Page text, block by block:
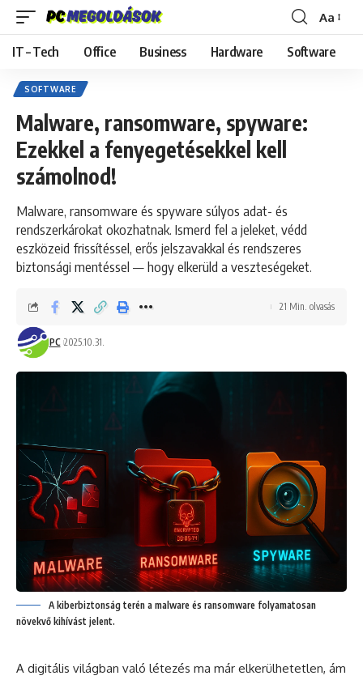
Font
Resizer
Aa
IT – Tech Office Business Hardware Software
SOFTWARE
Malware, ransomware, spyware:
Ezekkel a fenyegetésekkel kell
számolnod!
Malware, ransomware és spyware súlyos adat- és
rendszerkárokat okozhatnak. Ismerd fel a jeleket, védd
eszközeid frissítéssel, erős jelszavakkal és rendszeres
biztonsági mentéssel — hogy elkerüld a veszteségeket.
PC 2025.10.31.
21 Min. olvasás
A kiberbiztonság terén a malware és ransomware folyamatosan
növekvő kihívást jelent.
A digitális világban való létezés ma már elkerülhetetlen, ám